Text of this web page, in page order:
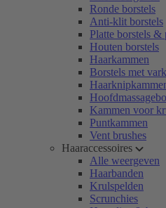
Ronde borstels
Anti-klit borstels
Platte borstels &
Houten borstels
Haarkammen
Borstels met
Kammen voor
Puntkammen
Vent brushes
Haaraccessoires
Alle weergeven
Haarbanden
Krulspelden
Scrunchies